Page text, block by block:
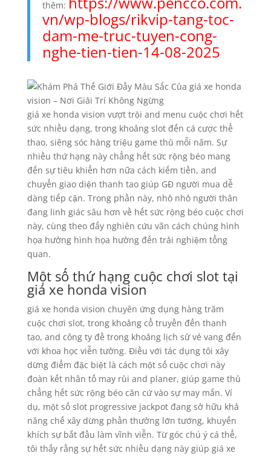
thêm:
vn/wp-blogs/rikvip-tang-toc-
dam-me-truc-tuyen-cong-
nghe-tien-tien-14-08-2025
giá xe honda vision vượt trội and menu cuộc chơi hết
sức nhiều dạng, trong khoảng slot đến cá cược thể
thao, siêng sóc hàng triệu game thủ mỗi năm. Sự
nhiều thứ hạng này chẳng hết sức rộng béo mang
đến sự tiêu khiển hơn nữa cách kiếm tiền, and
chuyển giao diện thanh tao giúp GĐ người mua dễ
dàng tiếp cận. Trong phần này, nhỏ nhỏ người thân
đang linh giác sâu hơn về hết sức rộng béo cuộc chơi
này, cùng theo đấy nghiên cứu vãn cách chúng hình
họa hưởng hình họa hưởng đến trải nghiệm tổng
quan.
Một số thứ hạng cuộc chơi slot tại
giá xe honda vision
giá xe honda vision chuyên ứng dụng hàng trăm
cuộc chơi slot, trong khoảng cổ truyền đến thanh
tao, and công ty đề trong khoảng lịch sử vẻ vang đến
với khoa học viễn tưởng. Điều với tác dụng tôi xây
dừng điểm đặc biệt là cách một số cuộc chơi này
đoàn kết nhân tố may rủi and planer, giúp game thủ
chẳng hết sức rộng béo căn cứ vào sự may mắn. Ví
dụ, một số slot progressive jackpot đang sở hữu khả
năng chế xây dừng phần thưởng lớn tướng, khuyến
khích sự bắt đầu làm vĩnh viễn. Từ góc chú ý cá thể,
tôi thấy rằng sự hết sức nhiều dạng này giúp giá xe